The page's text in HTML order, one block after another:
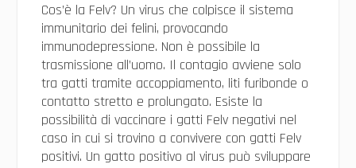
Cos’è la Felv? Un virus che colpisce il sistema
immunitario dei felini, provocando
immunodepressione. Non è possibile la
trasmissione all’uomo. Il contagio avviene solo
tra gatti tramite accoppiamento, liti furibonde o
contatto stretto e prolungato. Esiste la
possibilità di vaccinare i gatti Felv negativi nel
caso in cui si trovino a convivere con gatti Felv
positivi. Un gatto positivo al virus può sviluppare